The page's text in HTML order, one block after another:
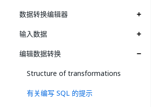
数据转换编辑器
输入数据
编辑数据转换
Structure of transformations
有关编写 SQL 的提示